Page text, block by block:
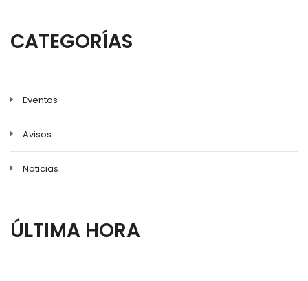
CATEGORÍAS
Eventos
Avisos
Noticias
ÚLTIMA HORA